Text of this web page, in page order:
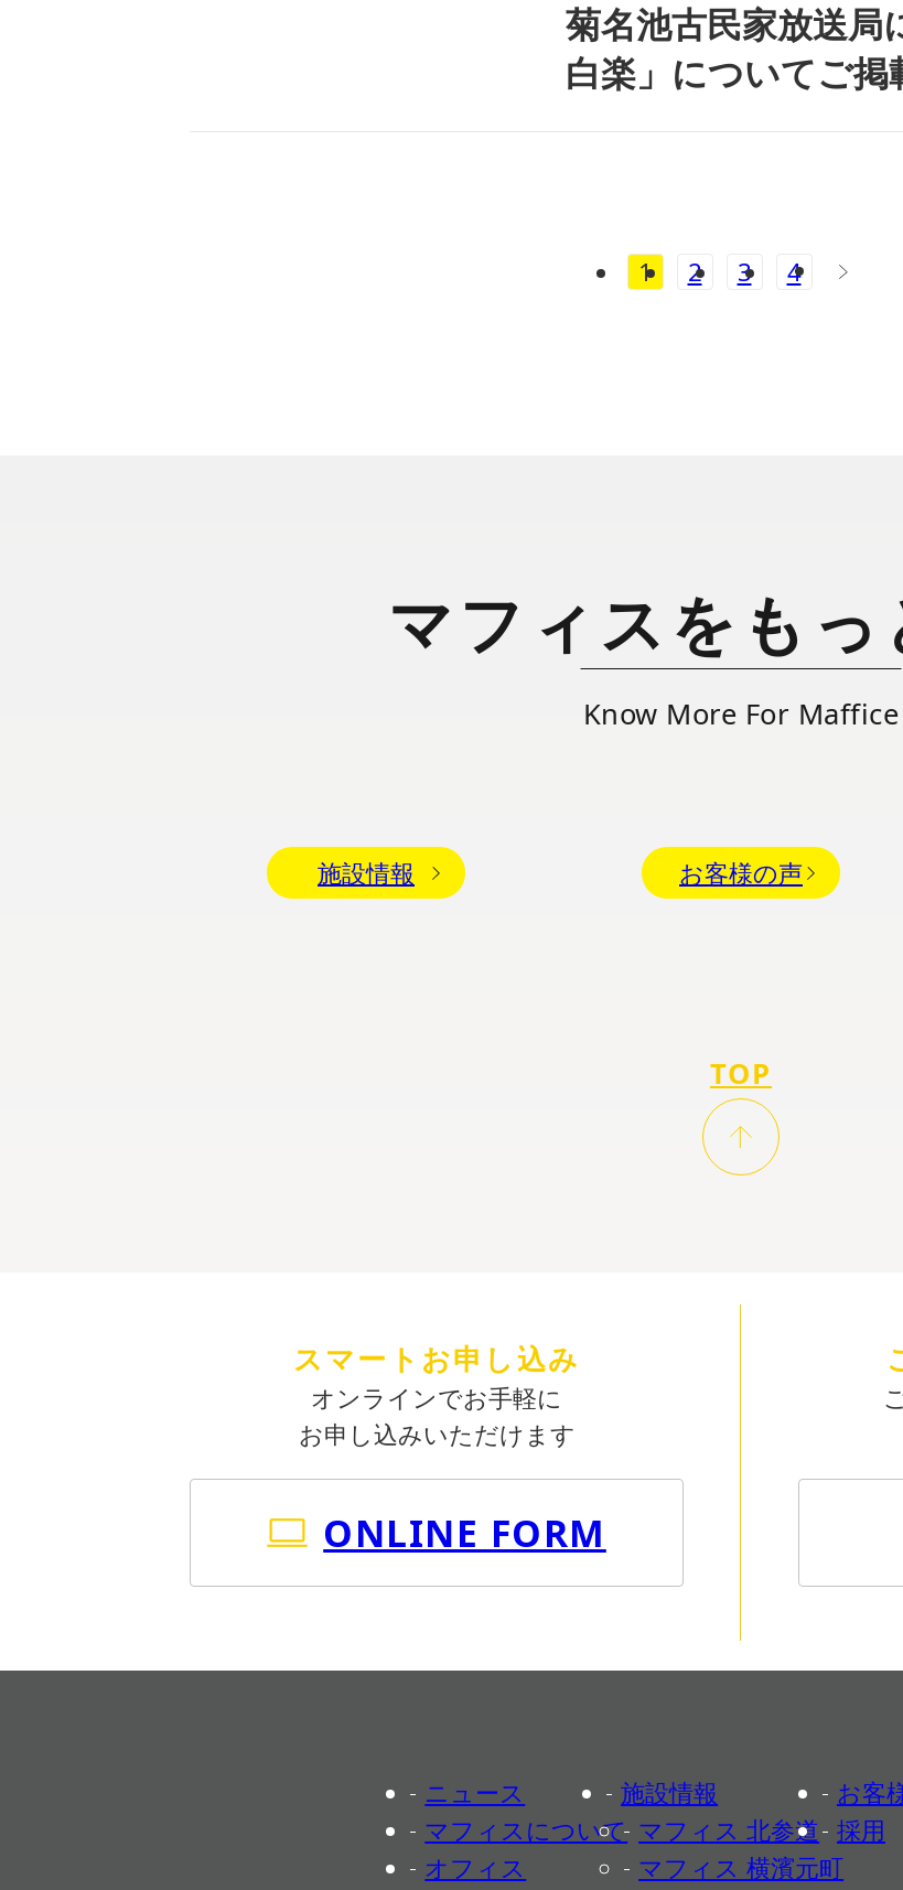
菊名池古民家放送局
白楽」についてご掲
1 2 3 4
マフィスをもっ
Know More For Maffice
施設情報 お客様の声
TOP
スマートお申し込み
オンラインでお手軽に
お申し込みいただけます
ONLINE FORM
ニュース
マフィスについて
オフィス
施設情報
マフィス 北参道
マフィス 横濱元町
お客
採用